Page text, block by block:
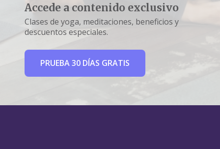
Accede a contenido exclusivo
Clases de yoga, meditaciones, beneficios y
descuentos especiales.
PRUEBA 30 DÍAS GRATIS